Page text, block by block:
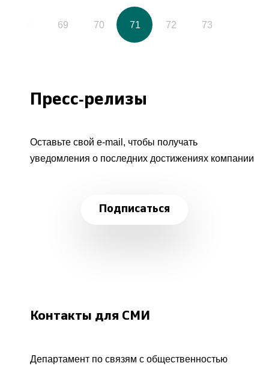
69 70 71 72 73
Пресс-релизы
Оставьте свой e-mail, чтобы получать
уведомления о последних достижениях компании
Подписаться
Контакты для СМИ
Департамент по связям с общественностью